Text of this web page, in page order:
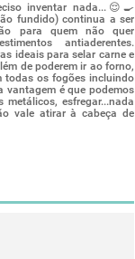
inventar nada...😌🍳
fundido) continua a ser
para quem não quer
antiaderentes.
ideais para selar carne e
de poderem ir ao forno,
todas os fogões incluindo
vantagem é que podemos
metálicos, esfregar...nada
vale atirar à cabeça de